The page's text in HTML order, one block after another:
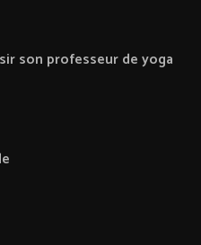
son professeur de yoga